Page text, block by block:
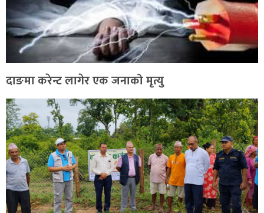
दाङमा करेन्ट लागेर एक जनाको मृत्यु